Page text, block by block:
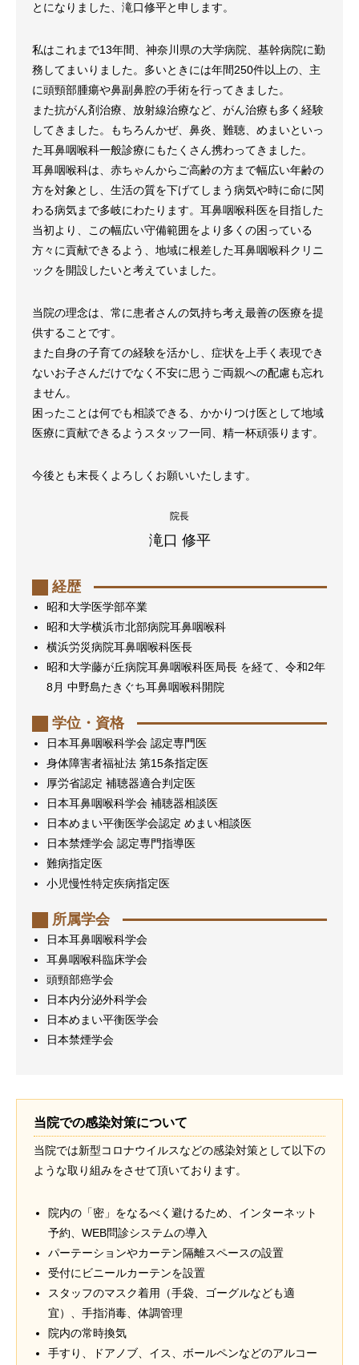
とになりました、滝口修平と申します。
私はこれまで13年間、神奈川県の大学病院、基幹病院に勤
務してまいりました。多いときには年間250件以上の、主
に頭頸部腫瘍や鼻副鼻腔の手術を行ってきました。
また抗がん剤治療、放射線治療など、がん治療も多く経験
してきました。もちろんかぜ、鼻炎、難聴、めまいといっ
た耳鼻咽喉科一般診療にもたくさん携わってきました。
耳鼻咽喉科は、赤ちゃんからご高齢の方まで幅広い年齢の
方を対象とし、生活の質を下げてしまう病気や時に命に関
わる病気まで多岐にわたります。耳鼻咽喉科医を目指した
当初より、この幅広い守備範囲をより多くの困っている
方々に貢献できるよう、地域に根差した耳鼻咽喉科クリニ
ックを開設したいと考えていました。
当院の理念は、常に患者さんの気持ち考え最善の医療を提
供することです。
また自身の子育ての経験を活かし、症状を上手く表現でき
ないお子さんだけでなく不安に思うご両親への配慮も忘れ
ません。
困ったことは何でも相談できる、かかりつけ医として地域
医療に貢献できるようスタッフ一同、精一杯頑張ります。
今後とも末長くよろしくお願いいたします。
院長
滝口 修平
経歴
昭和大学医学部卒業
昭和大学横浜市北部病院耳鼻咽喉科
横浜労災病院耳鼻咽喉科医長
昭和大学藤が丘病院耳鼻咽喉科医局長 を経て、令和2年
8月 中野島たきぐち耳鼻咽喉科開院
学位・資格
日本耳鼻咽喉科学会 認定専門医
身体障害者福祉法 第15条指定医
厚労省認定 補聴器適合判定医
日本耳鼻咽喉科学会 補聴器相談医
日本めまい平衡医学会認定 めまい相談医
日本禁煙学会 認定専門指導医
難病指定医
小児慢性特定疾病指定医
所属学会
日本耳鼻咽喉科学会
耳鼻咽喉科臨床学会
頭頸部癌学会
日本内分泌外科学会
日本めまい平衡医学会
日本禁煙学会
当院での感染対策について
当院では新型コロナウイルスなどの感染対策として以下の
ような取り組みをさせて頂いております。
院内の「密」をなるべく避けるため、インターネット
予約、WEB問診システムの導入
パーテーションやカーテン隔離スペースの設置
受付にビニールカーテンを設置
スタッフのマスク着用（手袋、ゴーグルなども適
宜）、手指消毒、体調管理
院内の常時換気
手すり、ドアノブ、イス、ボールペンなどのアルコー